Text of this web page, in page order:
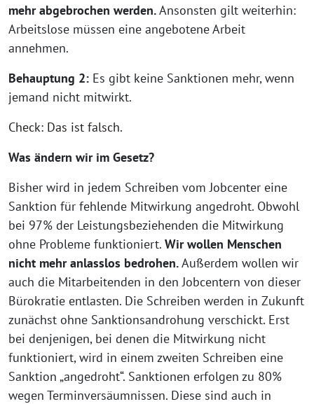
mehr abgebrochen werden.Ansonsten gilt weiterhin:
Arbeitslose müssen eine angebotene Arbeit
annehmen.
Behauptung 2: Es gibt keine Sanktionen mehr, wenn
jemand nicht mitwirkt.
Check: Das ist falsch.
Was ändern wir im Gesetz?
Bisher wird in jedem Schreiben vom Jobcenter eine
Sanktion für fehlende Mitwirkung angedroht. Obwohl
bei 97% der Leistungsbeziehenden die Mitwirkung
ohne Probleme funktioniert. Wir wollen Menschen
nicht mehr anlasslos bedrohen.Außerdem wollen wir
auch die Mitarbeitenden in den Jobcentern von dieser
Bürokratie entlasten. Die Schreiben werden in Zukunft
zunächst ohne Sanktionsandrohung verschickt. Erst
bei denjenigen, bei denen die Mitwirkung nicht
funktioniert, wird in einem zweiten Schreiben eine
Sanktion „angedroht“. Sanktionen erfolgen zu 80%
wegen Terminversäumnissen. Diese sind auch in